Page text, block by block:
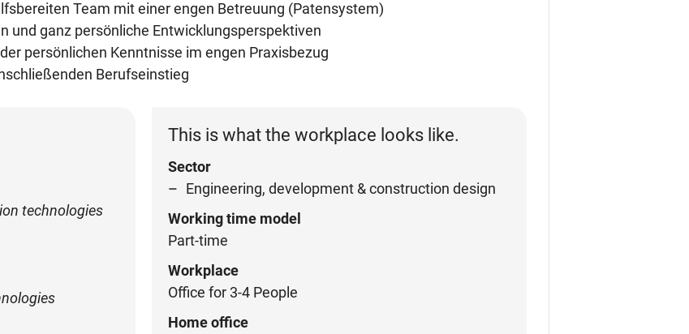
Team mit einer engen Betreuung (Patensystem)
und ganz persönliche Entwicklungsperspektiven
persönlichen Kenntnisse im engen Praxisbezug
Berufseinstieg
technologies
This is what the workplace looks like.
Sector
Engineering, development & construction design
Working time model
Part-time
Workplace
Office for 3-4 People
Home office